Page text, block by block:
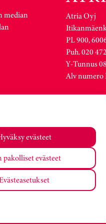
evästeet
pakolliset evästeet
median
Atria Oyj
PL 900,
Puh. 020
Y-Tunnus
Alv numero
Atria Viro
Metsa str.
Estonia
Vaihde